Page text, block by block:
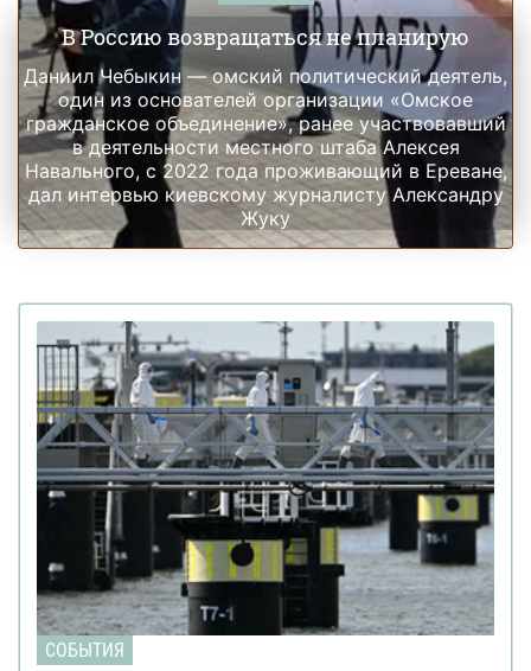
В Россию возвращаться не планирую
Даниил Чебыкин — омский политический деятель,
один из основателей организации «Омское
гражданское объединение», ранее участвовавший
в деятельности местного штаба Алексея
Навального, с 2022 года проживающий в Ереване,
дал интервью киевскому журналисту Александру
Жуку
СОБЫТИЯ